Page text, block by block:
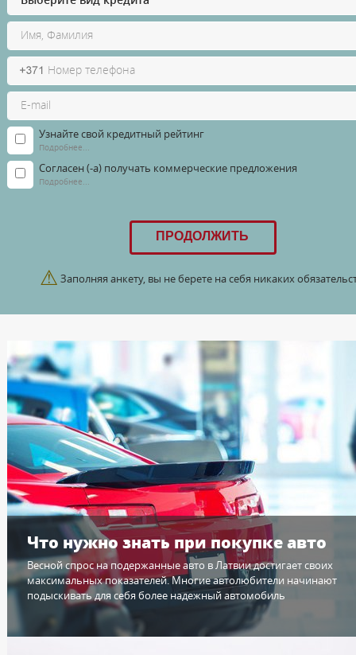
Узнайте свой кредитный рейтинг
Подробнее...
Согласен (-а) получать коммерческие предложения
Подробнее...
⚠ Заполняя анкету, вы не берете на себя никаких
Что нужно знать при покупке авто
Весной спрос на подержанные авто в Латвии достигает своих
максимальных показателей. Многие автолюбители начинают
подыскивать для себя более надежный автомобиль